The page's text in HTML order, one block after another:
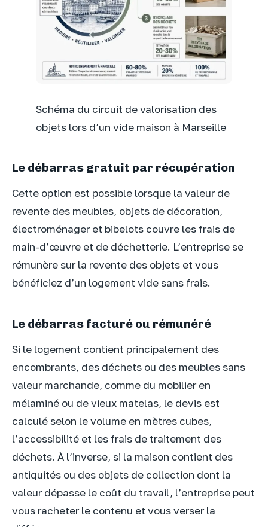
Schéma du circuit de valorisation des
objets lors d’un vide maison à Marseille
Le débarras gratuit par récupération
Cette option est possible lorsque la valeur de
revente des meubles, objets de décoration,
électroménager et bibelots couvre les frais de
main-d’œuvre et de déchetterie. L’entreprise se
rémunère sur la revente des objets et vous
bénéficiez d’un logement vide sans frais.
Le débarras facturé ou rémunéré
Si le logement contient principalement des
encombrants, des déchets ou des meubles sans
valeur marchande, comme du mobilier en
mélaminé ou de vieux matelas, le devis est
calculé selon le volume en mètres cubes,
l’accessibilité et les frais de traitement des
déchets. À l’inverse, si la maison contient des
antiquités ou des objets de collection dont la
valeur dépasse le coût du travail, l’entreprise peut
vous racheter le contenu et vous verser la